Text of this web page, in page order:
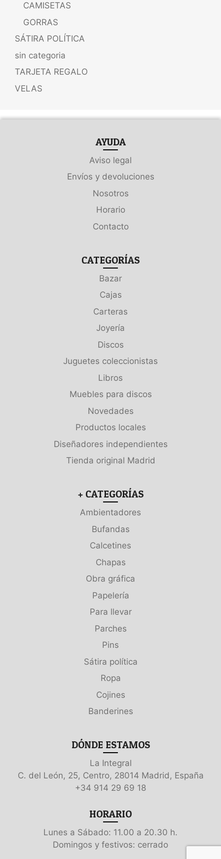
CAMISETAS
GORRAS
SÁTIRA POLÍTICA
sin categoria
TARJETA REGALO
VELAS
AYUDA
Aviso legal
Envíos y devoluciones
Nosotros
Horario
Contacto
CATEGORÍAS
Bazar
Cajas
Carteras
Joyería
Discos
Juguetes coleccionistas
Libros
Muebles para discos
Novedades
Productos locales
Diseñadores independientes
Tienda original Madrid
+ CATEGORÍAS
Ambientadores
Bufandas
Calcetines
Chapas
Obra gráfica
Papelería
Para llevar
Parches
Pins
Sátira política
Ropa
Cojines
Banderines
DÓNDE ESTAMOS
La Integral
C. del León, 25, Centro, 28014 Madrid, España
+34 914 29 69 18
HORARIO
Lunes a Sábado: 11.00 a 20.30 h.
Domingos y festivos: cerrado